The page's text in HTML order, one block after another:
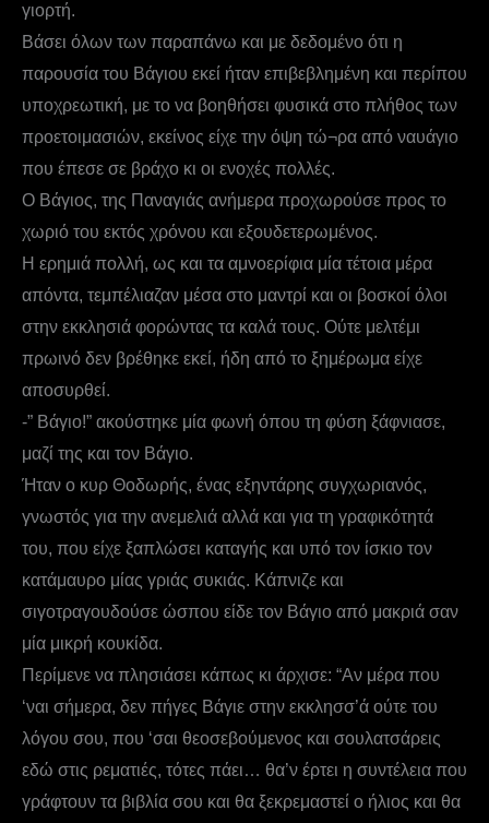
γιορτή.
Βάσει όλων των παραπάνω και με δεδομένο ότι η
παρουσία του Βάγιου εκεί ήταν επιβεβλημένη και περίπου
υποχρεωτική, με το να βοηθήσει φυσικά στο πλήθος των
προετοιμασιών, εκείνος είχε την όψη τώ¬ρα από ναυάγιο
που έπεσε σε βράχο κι οι ενοχές πολλές.
Ο Βάγιος, της Παναγιάς ανήμερα προχωρούσε προς το
χωριό του εκτός χρόνου και εξουδετερωμένος.
Η ερημιά πολλή, ως και τα αμνοερίφια μία τέτοια μέρα
απόντα, τεμπέλιαζαν μέσα στο μαντρί και οι βοσκοί όλοι
στην εκκλησιά φορώντας τα καλά τους. Ούτε μελτέμι
πρωινό δεν βρέθηκε εκεί, ήδη από το ξημέρωμα είχε
αποσυρθεί.
-” Βάγιο!” ακούστηκε μία φωνή όπου τη φύση ξάφνιασε,
μαζί της και τον Βάγιο.
Ήταν ο κυρ Θοδωρής, ένας εξηντάρης συγχωριανός,
γνωστός για την ανεμελιά αλλά και για τη γραφικότητά
του, που είχε ξαπλώσει καταγής και υπό τον ίσκιο τον
κατάμαυρο μίας γριάς συκιάς. Κάπνιζε και
σιγοτραγουδούσε ώσπου είδε τον Βάγιο από μακριά σαν
μία μικρή κουκίδα.
Περίμενε να πλησιάσει κάπως κι άρχισε: “Αν μέρα που
‘ναι σήμερα, δεν πήγες Βάγιε στην εκκλησσ’ά ούτε του
λόγου σου, που ‘σαι θεοσεβούμενος και σουλατσάρεις
εδώ στις ρεματιές, τότες πάει… θα’ν έρτει η συντέλεια που
γράφτουν τα βιβλία σου και θα ξεκρεμαστεί ο ήλιος και θα